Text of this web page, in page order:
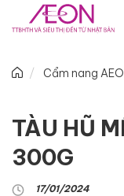
Cẩm nang
TÀU HŨ
300G
17/01/2024